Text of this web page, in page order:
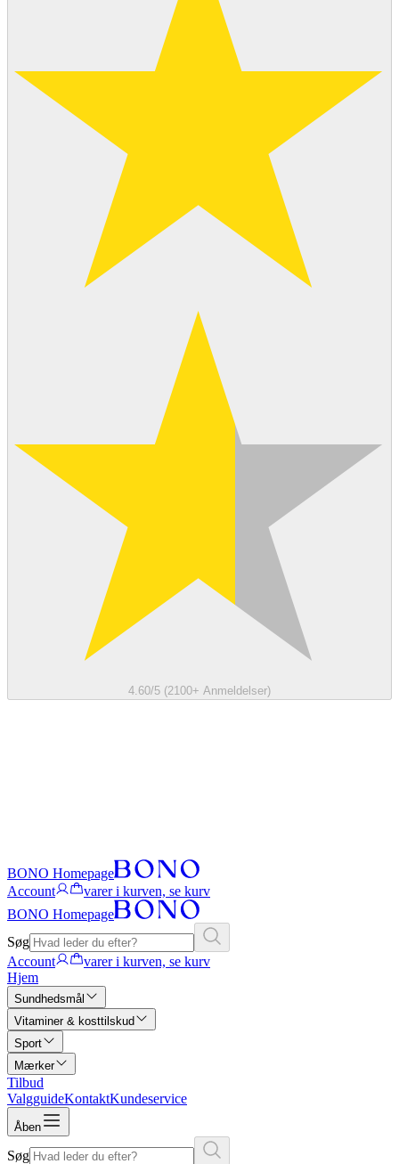
4.60/5 (2100+ Anmeldelser)
BONO Homepage
Account
varer i kurven, se kurv
BONO Homepage
Søg
Account
varer i kurven, se kurv
Hjem
Sundhedsmål
Vitaminer & kosttilskud
Sport
Mærker
Tilbud
ValgguideKontaktKundeservice
Åben
Søg